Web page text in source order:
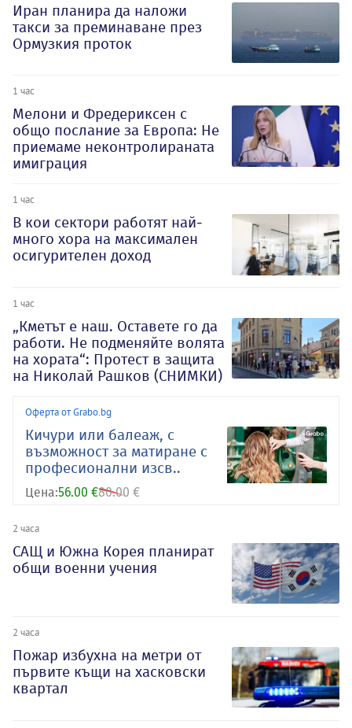
Иран планира да наложи
такси за преминаване през
Ормузкия проток
1 час
Мелони и Фредериксен с
общо послание за Европа: Не
приемаме неконтролираната
имиграция
1 час
В кои сектори работят най-
много хора на максимален
осигурителен доход
1 час
„Кметът е наш. Оставете го да
работи. Не подменяйте волята
на хората“: Протест в защита
на Николай Рашков (СНИМКИ)
Оферта от Grabo.bg
Кичури или балеаж, с
възможност за матиране с
професионални изсв..
Цена:56.00 €80.00 €
2 часа
САЩ и Южна Корея планират
общи военни учения
2 часа
Пожар избухна на метри от
първите къщи на хасковски
квартал